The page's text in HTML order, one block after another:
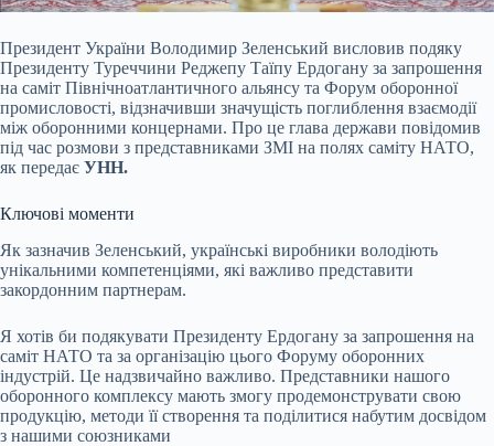
Президент України Володимир Зеленський висловив подяку
Президенту Туреччини Реджепу Таїпу Ердогану за запрошення
на саміт Північноатлантичного альянсу та Форум оборонної
промисловості, відзначивши значущість поглиблення взаємодії
між оборонними концернами. Про це глава держави повідомив
під час розмови з представниками ЗМІ на полях саміту НАТО,
як передає УНН.
Ключові моменти
Як зазначив Зеленський, українські виробники володіють
унікальними компетенціями, які важливо представити
закордонним партнерам.
Я хотів би подякувати Президенту Ердогану за запрошення на
саміт НАТО та за організацію цього Форуму оборонних
індустрій. Це надзвичайно важливо. Представники нашого
оборонного комплексу мають змогу продемонструвати свою
продукцію, методи її створення та поділитися набутим досвідом
з нашими союзниками